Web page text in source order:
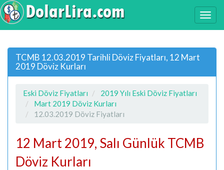
TCMB 12.03.2019 Tarihli Döviz Fiyatları, 12 Mart
2019 Döviz Kurları
Eski Döviz Fiyatları
2019 Yılı Eski Döviz Fiyatları
Mart 2019 Döviz Kurları
12.03.2019 Döviz Fiyatları
12 Mart 2019, Salı Günlük TCMB
Döviz Kurları